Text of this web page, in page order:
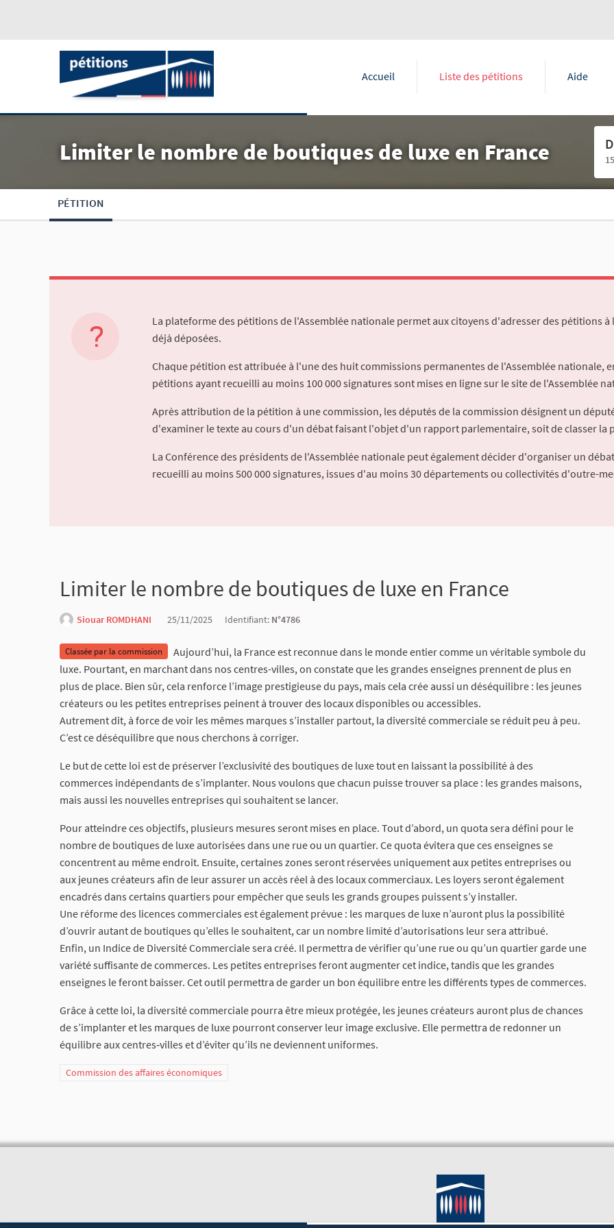
Accueil Liste des pétitions Aide
Limiter le nombre de boutiques de luxe en France
PÉTITION
La plateforme des pétitions de l'Assemblée nationale permet aux citoyens d'adresser des pétitions
déjà déposées.
Chaque pétition est attribuée à l'une des huit commissions permanentes de l'Assemblée nationale,
pétitions ayant recueilli au moins 100 000 signatures sont mises en ligne sur le site de l'Assemblée
Après attribution de la pétition à une commission, les députés de la commission désignent un
d'examiner le texte au cours d'un débat faisant l'objet d'un rapport parlementaire, soit de classer la
La Conférence des présidents de l'Assemblée nationale peut également décider d'organiser un
recueilli au moins 500 000 signatures, issues d'au moins 30 départements ou collectivités d'outre-
Limiter le nombre de boutiques de luxe en France
Siouar ROMDHANI 25/11/2025 Identifiant: N°4786
Classée par la commission
Aujourd’hui, la France est reconnue dans le monde entier comme un véritable symbole du
luxe. Pourtant, en marchant dans nos centres-villes, on constate que les grandes enseignes prennent de plus en
plus de place. Bien sûr, cela renforce l’image prestigieuse du pays, mais cela crée aussi un déséquilibre : les jeunes
créateurs ou les petites entreprises peinent à trouver des locaux disponibles ou accessibles.
Autrement dit, à force de voir les mêmes marques s’installer partout, la diversité commerciale se réduit peu à peu.
C’est ce déséquilibre que nous cherchons à corriger.
Le but de cette loi est de préserver l’exclusivité des boutiques de luxe tout en laissant la possibilité à des
commerces indépendants de s’implanter. Nous voulons que chacun puisse trouver sa place : les grandes maisons,
mais aussi les nouvelles entreprises qui souhaitent se lancer.
Pour atteindre ces objectifs, plusieurs mesures seront mises en place. Tout d’abord, un quota sera défini pour le
nombre de boutiques de luxe autorisées dans une rue ou un quartier. Ce quota évitera que ces enseignes se
concentrent au même endroit. Ensuite, certaines zones seront réservées uniquement aux petites entreprises ou
aux jeunes créateurs afin de leur assurer un accès réel à des locaux commerciaux. Les loyers seront également
encadrés dans certains quartiers pour empêcher que seuls les grands groupes puissent s’y installer.
Une réforme des licences commerciales est également prévue : les marques de luxe n’auront plus la possibilité
d’ouvrir autant de boutiques qu’elles le souhaitent, car un nombre limité d’autorisations leur sera attribué.
Enfin, un Indice de Diversité Commerciale sera créé. Il permettra de vérifier qu’une rue ou qu’un quartier garde une
variété suffisante de commerces. Les petites entreprises feront augmenter cet indice, tandis que les grandes
enseignes le feront baisser. Cet outil permettra de garder un bon équilibre entre les différents types de commerces.
Grâce à cette loi, la diversité commerciale pourra être mieux protégée, les jeunes créateurs auront plus de chances
de s’implanter et les marques de luxe pourront conserver leur image exclusive. Elle permettra de redonner un
équilibre aux centres‑villes et d’éviter qu’ils ne deviennent uniformes.
Commission des affaires économiques